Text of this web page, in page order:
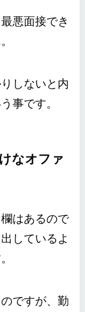
悪面接でき
しないと内
事です。
なオファ
はあるので
しているよ
ですが、勤